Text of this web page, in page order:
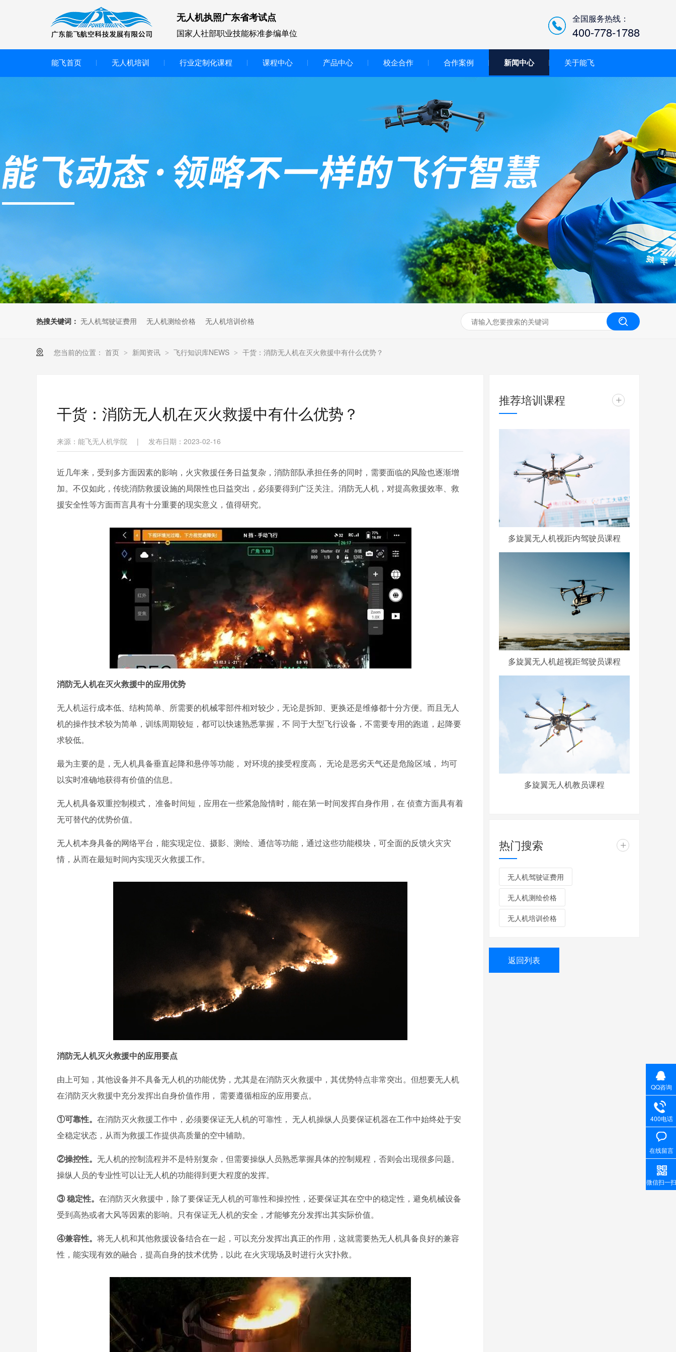
无人机执照广东省考试点
国家人社部职业技能标准参编单位
全国服务热线：
400-778-1788
能飞首页 无人机培训 行业定制化课程 课程中心 产品中心
智慧交互显示大屏
无人机基础飞行模拟仿真教学
装
无人机考培基地工具
无人机考试评测系统
多旋翼无人机组装专用配件套
垂直起降固定翼装调实训教学
无人机套装
无人机工程创新实训
校企合作 合作案例 新闻中心 关于能飞
热搜关键词： 无人机驾驶证费用 无人机测绘价格 无人机培训价格
您当前的位置： 首页 > 新闻资讯 > 飞行知识库NEWS > 干货：消防无人机在灭火救援中有什么优势？
干货：消防无人机在灭火救援中有什么优势？
来源：能飞无人机学院 | 发布日期：2023-02-16
近几年来，受到多方面因素的影响，火灾救援任务日益复杂，消防部队承担任务的同时，需要面临的风险也逐渐增
加。不仅如此，传统消防救援设施的局限性也日益突出，必须要得到广泛关注。消防无人机，对提高救援效率、救
援安全性等方面而言具有十分重要的现实意义，值得研究。
消防无人机在灭火救援中的应用优势
无人机运行成本低、结构简单、所需要的机械零部件相对较少，无论是拆卸、更换还是维修都十分方便。而且无人
机的操作技术较为简单，训练周期较短，都可以快速熟悉掌握，不 同于大型飞行设备，不需要专用的跑道，起降要
求较低。
最为主要的是，无人机具备垂直起降和悬停等功能， 对环境的接受程度高， 无论是恶劣天气还是危险区域， 均可
以实时准确地获得有价值的信息。
无人机具备双重控制模式， 准备时间短，应用在一些紧急险情时，能在第一时间发挥自身作用，在 侦查方面具有着
无可替代的优势价值。
无人机本身具备的网络平台，能实现定位、摄影、测绘、通信等功能，通过这些功能模块，可全面的反馈火灾灾
情，从而在最短时间内实现灭火救援工作。
消防无人机灭火救援中的应用要点
由上可知，其他设备并不具备无人机的功能优势，尤其是在消防灭火救援中，其优势特点非常突出。但想要无人机
在消防灭火救援中充分发挥出自身价值作用， 需要遵循相应的应用要点。
①可靠性。 在消防灭火救援工作中，必须要保证无人机的可靠性， 无人机操纵人员要保证机器在工作中始终处于安
全稳定状态，从而为救援工作提供高质量的空中辅助。
②操控性。 无人机的控制流程并不是特别复杂，但需要操纵人员熟悉掌握具体的控制规程，否则会出现很多问题。
操纵人员的专业性可以让无人机的功能得到更大程度的发挥。
③ 稳定性。 在消防灭火救援中，除了要保证无人机的可靠性和操控性，还要保证其在空中的稳定性，避免机械设备
受到高热或者大风等因素的影响。只有保证无人机的安全，才能够充分发挥出其实际价值。
④兼容性。 将无人机和其他救援设备结合在一起，可以充分发挥出真正的作用，这就需要热无人机具备良好的兼容
性，能实现有效的融合，提高自身的技术优势，以此 在火灾现场及时进行火灾扑救。
推荐培训课程 +
多旋翼无人机视距内驾驶员课程
多旋翼无人机超视距驾驶员课程
多旋翼无人机教员课程
热门搜索 +
无人机驾驶证费用
无人机测绘价格
无人机培训价格
返回列表
QQ咨询
400电话
在线留言
微信扫一扫